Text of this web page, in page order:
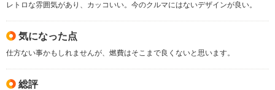
レトロな雰囲気があり、カッコいい。今のクルマにはないデザインが良い。
気になった点
仕方ない事かもしれませんが、燃費はそこまで良くないと思います。
総評